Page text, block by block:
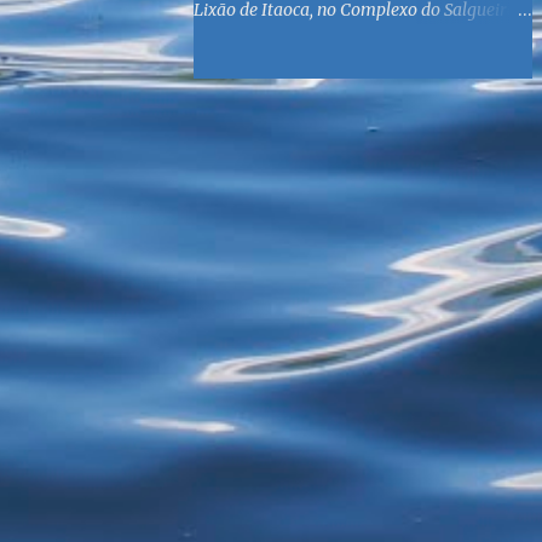
Lixão de Itaoca, no Complexo do Salgueiro,
catadores locais, como comida e material
higiênico, além de atendimento médico. O
participação de ONGs locais e da população
participar, basta se dirigir à Rua Dr.
Feliciano Sodré 82, Sala 104 – Centro, no
horário 9h às 17h, de segunda a sexta. Mais
informações também podem ser obtidas
pelo telefone (21) 3474-1004 e pelo e-mail
agenda21sg@r7.com . O Lixão do Salgueiro
foi fechado em fevereiro por determinação
do Governo Federal, que está instituindo o
habitantes da região que viviam do lixo há